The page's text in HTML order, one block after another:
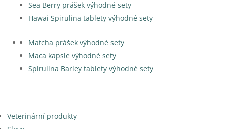
Sea Berry prášek výhodné sety
Hawai Spirulina tablety výhodné sety
Matcha prášek výhodné sety
Maca kapsle výhodné sety
Spirulina Barley tablety výhodné sety
Veterinární produkty